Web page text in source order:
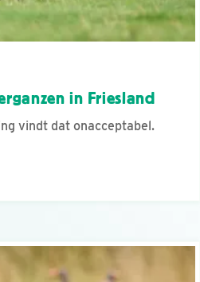
in Friesland
vindt dat onacceptabel.